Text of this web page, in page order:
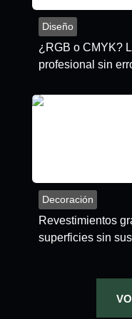
Diseño
¿RGB o CMYK?
profesional sin
Decoración
Revestimientos
superficies sin